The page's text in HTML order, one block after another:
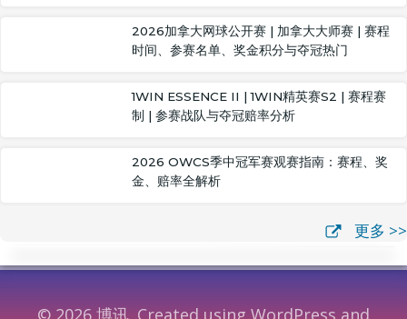
2026加拿大网球公开赛 | 加拿大大师赛 | 赛程
时间、参赛名单、奖金积分与夺冠热门
1WIN ESSENCE II | 1WIN精英赛S2 | 赛程赛
制 | 参赛战队与夺冠赔率分析
2026 OWCS季中冠军赛观赛指南：赛程、奖
金、赔率全解析
更多 >>
© 2026 博讯. Created using WordPress and